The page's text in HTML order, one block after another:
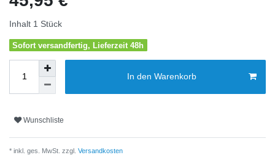
Inhalt 1 Stück
Sofort versandfertig, Lieferzeit 48h
In den Warenkorb
Wunschliste
* inkl. ges. MwSt. zzgl. Versandkosten